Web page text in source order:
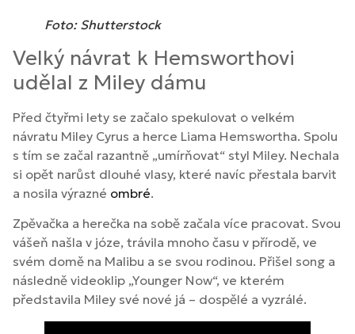
Foto: Shutterstock
Velký návrat k Hemsworthovi
udělal z Miley dámu
Před čtyřmi lety se začalo spekulovat o velkém
návratu Miley Cyrus a herce Liama Hemswortha. Spolu
s tím se začal razantně „umírňovat“ styl Miley. Nechala
si opět narůst dlouhé vlasy, které navíc přestala barvit
a nosila výrazné ombré.
Zpěvačka a herečka na sobě začala více pracovat. Svou
vášeň našla v józe, trávila mnoho času v přírodě, ve
svém domě na Malibu a se svou rodinou. Přišel song a
následně videoklip „Younger Now“, ve kterém
představila Miley své nové já – dospělé a vyzrálé.